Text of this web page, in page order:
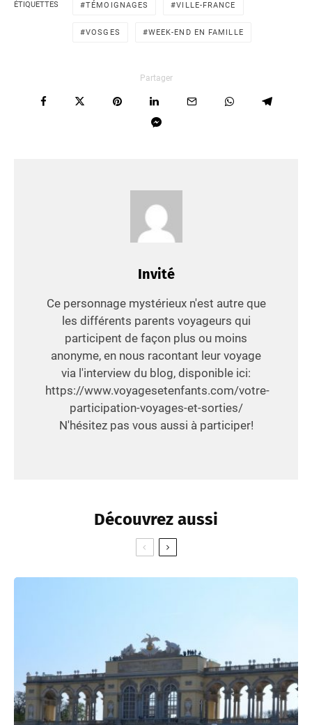
ÉTIQUETTES TÉMOIGNAGES VILLE-FRANCE
VOSGES WEEK-END EN FAMILLE
Partager
Invité
Ce personnage mystérieux n'est autre que
les différents parents voyageurs qui
participent de façon plus ou moins
anonyme, en nous racontant leur voyage
via l'interview du blog, disponible ici:
https://www.voyagesetenfants.com/votre-
participation-voyages-et-sorties/
N'hésitez pas vous aussi à participer!
Découvrez aussi